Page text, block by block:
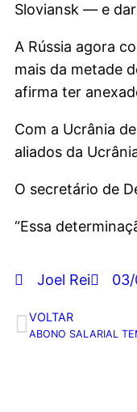
Sloviansk — e
A Rússia agora
mais da metade
afirma ter
Com a Ucrânia
aliados da
O secretário de
“Essa
Joel Rei
VOLTAR